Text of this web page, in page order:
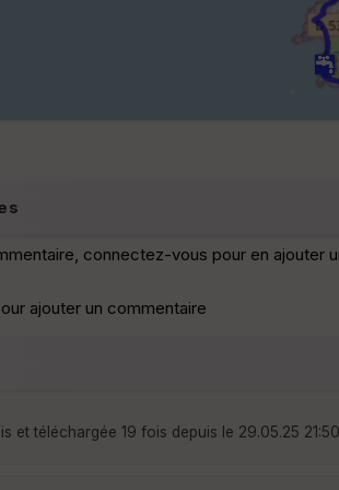
connectez-vous pour en ajouter
ajouter un commentaire
et téléchargée 19 fois depuis le 29.05.25 21:50